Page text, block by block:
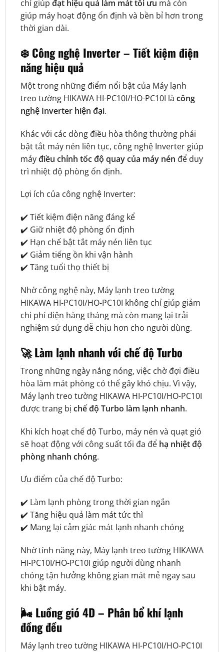
chỉ giúp đạt hiệu quả làm mát tối ưu mà còn
giúp máy hoạt động ổn định và bền bỉ hơn trong
thời gian dài.
❄️ Công nghệ Inverter – Tiết kiệm điện
năng hiệu quả
Một trong những điểm nổi bật của Máy lạnh
treo tường HIKAWA HI-PC10I/HO-PC10I là công
nghệ Inverter hiện đại.
Khác với các dòng điều hòa thông thường phải
bật tắt máy nén liên tục, công nghệ Inverter giúp
máyđiều chỉnh tốc độ quay của máy nén để duy
trì nhiệt độ phòng ổn định.
Lợi ích của công nghệ Inverter:
✔️ Tiết kiệm điện năng đáng kể
✔️ Giữ nhiệt độ phòng ổn định
✔️ Hạn chế bật tắt máy nén liên tục
✔️ Giảm tiếng ồn khi vận hành
✔️ Tăng tuổi thọ thiết bị
Nhờ công nghệ này, Máy lạnh treo tường
HIKAWA HI-PC10I/HO-PC10I không chỉ giúp giảm
chi phí điện hàng tháng mà còn mang lại trải
nghiệm sử dụng dễ chịu hơn cho người dùng.
🚀 Làm lạnh nhanh với chế độ Turbo
Trong những ngày nắng nóng, việc chờ đợi điều
hòa làm mát phòng có thể gây khó chịu. Vì vậy,
Máy lạnh treo tường HIKAWA HI-PC10I/HO-PC10I
được trang bị chế độ Turbo làm lạnh nhanh.
Khi kích hoạt chế độ Turbo, máy nén và quạt gió
sẽ hoạt động với công suất tối đa để hạ nhiệt độ
phòng nhanh chóng.
Ưu điểm của chế độ Turbo:
✔️ Làm lạnh phòng trong thời gian ngắn
✔️ Tăng hiệu quả làm mát tức thì
✔️ Mang lại cảm giác mát lạnh nhanh chóng
Nhờ tính năng này, Máy lạnh treo tường HIKAWA
HI-PC10I/HO-PC10I giúp người dùng nhanh
chóng tận hưởng không gian mát mẻ ngay sau
khi bật máy.
🌬️ Luồng gió 4D – Phân bổ khí lạnh
đồng đều
Máy lạnh treo tường HIKAWA HI-PC10I/HO-PC10I